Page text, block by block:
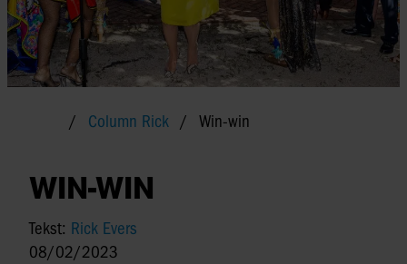
Column Rick Win-win
WIN-WIN
Tekst: Rick Evers
08/02/2023